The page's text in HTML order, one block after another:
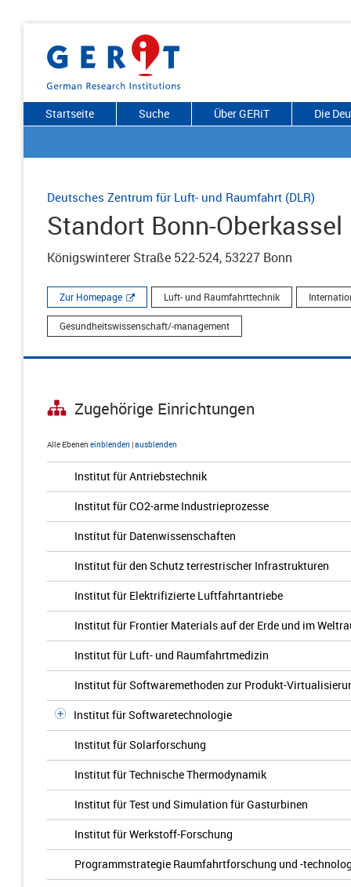
Startseite Suche Über GERiT Die
Deutsches Zentrum für Luft- und Raumfahrt (DLR)
Standort Bonn-Oberkassel
Königswinterer Straße 522-524, 53227 Bonn
Zur Homepage Luft- und Raumfahrttechnik
Gesundheitswissenschaft/-management
Zugehörige Einrichtungen
Alle Ebenen einblenden |ausblenden
Institut für Antriebstechnik
Institut für CO2-arme Industrieprozesse
Institut für Datenwissenschaften
Institut für den Schutz terrestrischer Infrastrukturen
Institut für Elektrifizierte Luftfahrtantriebe
Institut für Frontier Materials auf der Erde und im
Institut für Luft- und Raumfahrtmedizin
Institut für Softwaremethoden zur Produkt-
Institut für Softwaretechnologie
Institut für Solarforschung
Institut für Technische Thermodynamik
Institut für Test und Simulation für Gasturbinen
Institut für Werkstoff-Forschung
Programmstrategie Raumfahrtforschung und -